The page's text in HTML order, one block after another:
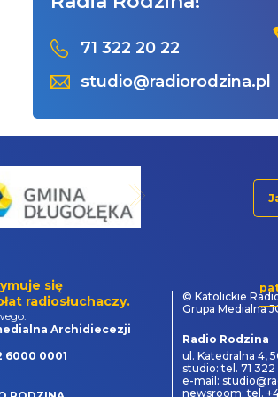
71 322 20 22
studio@radiorodzina.pl
się
radiosłuchaczy.
Archidiecezji
6000 0001
© Katolickie
Grupa Medialna
Radio Rodzina
ul. Katedralna 4,
studio: tel. 71
e-mail:
newsroom: tel.